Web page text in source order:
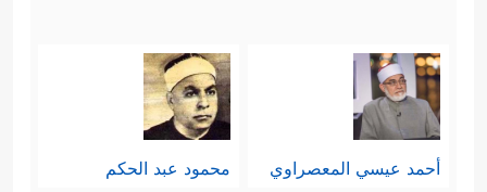
أحمد عيسي المعصراوي محمود عبد الحكم